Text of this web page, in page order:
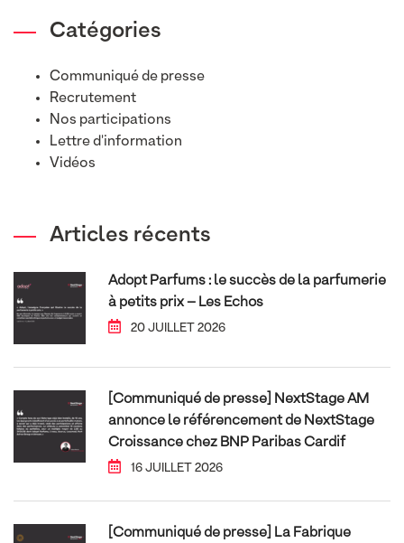
Catégories
Communiqué de presse
Recrutement
Nos participations
Lettre d'information
Vidéos
Articles récents
Adopt Parfums : le succès de la parfumerie
à petits prix – Les Echos
20 JUILLET 2026
[Communiqué de presse] NextStage AM
annonce le référencement de NextStage
Croissance chez BNP Paribas Cardif
16 JUILLET 2026
[Communiqué de presse] La Fabrique